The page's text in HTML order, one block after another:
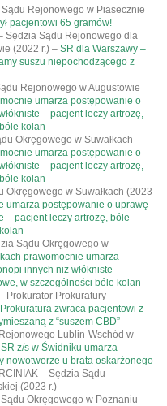
Rejonowego w Piasecznie
pacjentowi 65 gramów!
Sędzia Sądu Rejonowego dla
(2022 r.) – SR dla Warszawy –
suszu niepochodzącego z
Rejonowego w Augustowie
umarza postępowanie o
– pacjent leczy artrozę,
kolan
Okręgowego w Suwałkach
umarza postępowanie o
– pacjent leczy artrozę,
kolan
Okręgowego w Suwałkach (2023
umarza postępowanie o uprawę
– pacjent leczy artrozę, bóle
Sądu Okręgowego w
prawomocnie umarza
innych niż włókniste –
w szczególności bóle kolan
Prokurator Prokuratury
Prokuratura zwraca pacjentowi z
z “suszem CBD”
Lublin-Wschód w
SR z/s w Świdniku umarza
nowotworze u brata oskarżonego
– Sędzia Sądu
(2023 r.)
Okręgowego w Poznaniu